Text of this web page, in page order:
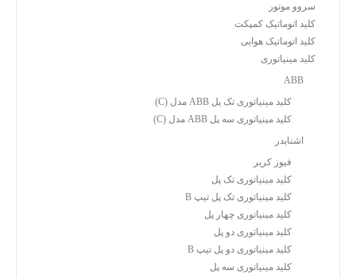
سروو موتور
کلید اتوماتیک کمپکت
کلید اتوماتیک هوایی
کلید مینیاتوری
ABB
کلید مینیاتوری تک پل ABB مدل (C)
کلید مینیاتوری سه پل ABB مدل (C)
اشنایدر
فیوز کریر
کلید مینیاتوری تک پل
کلید مینیاتوری تک پل تیپ B
کلید مینیاتوری چهار پل
کلید مینیاتوری دو پل
کلید مینیاتوری دو پل تیپ B
کلید مینیاتوری سه پل